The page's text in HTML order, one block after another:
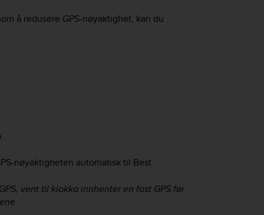
å redusere GPS-nøyaktighet, kan du
nøyaktigheten automatisk til Best.
vent til klokka innhenter en fast GPS før